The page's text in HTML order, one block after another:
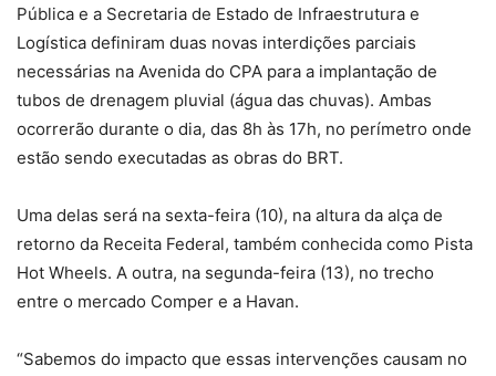
Pública e a Secretaria de Estado de Infraestrutura e
Logística definiram duas novas interdições parciais
necessárias na Avenida do CPA para a implantação de
tubos de drenagem pluvial (água das chuvas). Ambas
ocorrerão durante o dia, das 8h às 17h, no perímetro onde
estão sendo executadas as obras do BRT.
Uma delas será na sexta-feira (10), na altura da alça de
retorno da Receita Federal, também conhecida como Pista
Hot Wheels. A outra, na segunda-feira (13), no trecho
entre o mercado Comper e a Havan.
“Sabemos do impacto que essas intervenções causam no